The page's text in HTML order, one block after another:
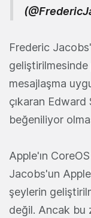
Frederic
geliştirilmesinde
mesajlaşma
çıkaran Edward
beğeniliyor
Apple'ın
Jacobs'un
şeylerin
değil. Ancak bu